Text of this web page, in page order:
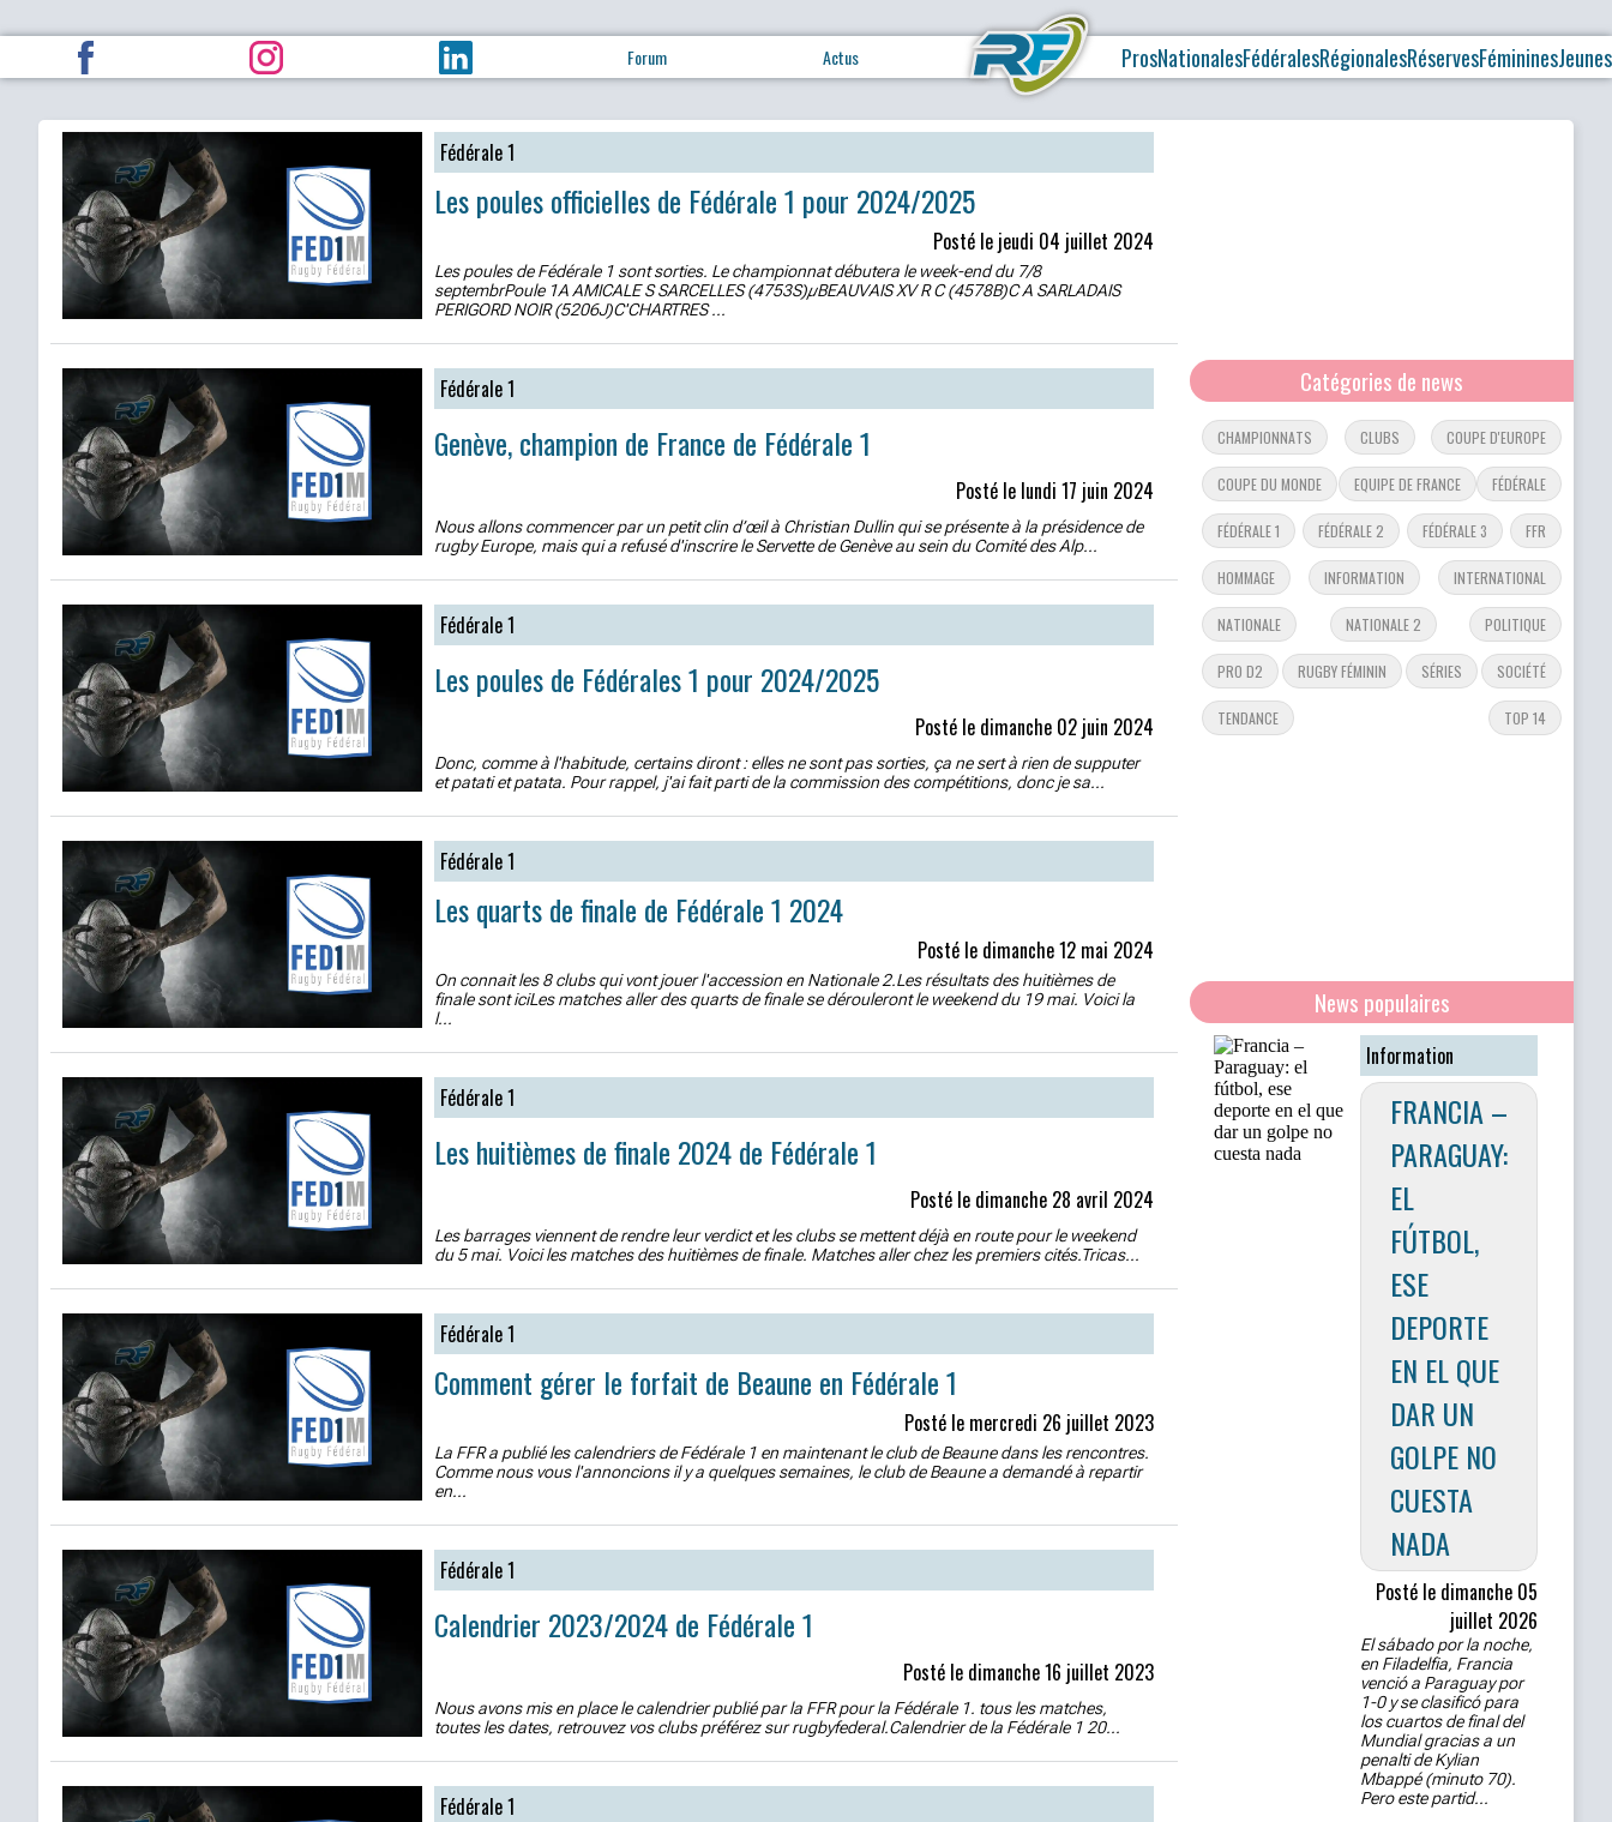
Forum Actus ProsNationalesFédéralesRégionalesRéservesFémininesJeunes
Fédérale 1
Les poules officielles de Fédérale 1 pour 2024/2025
Posté le jeudi 04 juillet 2024
Les poules de Fédérale 1 sont sorties. Le championnat débutera le week-end du 7/8
septembrPoule 1A AMICALE S SARCELLES (4753S)µBEAUVAIS XV R C (4578B)C A SARLADAIS
PERIGORD NOIR (5206J)C'CHARTRES ...
Fédérale 1
Genève, champion de France de Fédérale 1
Posté le lundi 17 juin 2024
Nous allons commencer par un petit clin d’œil à Christian Dullin qui se présente à la présidence de
rugby Europe, mais qui a refusé d'inscrire le Servette de Genève au sein du Comité des Alp...
Fédérale 1
Les poules de Fédérales 1 pour 2024/2025
Posté le dimanche 02 juin 2024
Donc, comme à l'habitude, certains diront : elles ne sont pas sorties, ça ne sert à rien de supputer
et patati et patata. Pour rappel, j'ai fait parti de la commission des compétitions, donc je sa...
Fédérale 1
Les quarts de finale de Fédérale 1 2024
Posté le dimanche 12 mai 2024
On connait les 8 clubs qui vont jouer l'accession en Nationale 2.Les résultats des huitièmes de
finale sont iciLes matches aller des quarts de finale se dérouleront le weekend du 19 mai. Voici la
l...
Fédérale 1
Les huitièmes de finale 2024 de Fédérale 1
Posté le dimanche 28 avril 2024
Les barrages viennent de rendre leur verdict et les clubs se mettent déjà en route pour le weekend
du 5 mai. Voici les matches des huitièmes de finale. Matches aller chez les premiers cités.Tricas...
Fédérale 1
Comment gérer le forfait de Beaune en Fédérale 1
Posté le mercredi 26 juillet 2023
La FFR a publié les calendriers de Fédérale 1 en maintenant le club de Beaune dans les rencontres.
Comme nous vous l'annoncions il y a quelques semaines, le club de Beaune a demandé à repartir
en...
Fédérale 1
Calendrier 2023/2024 de Fédérale 1
Posté le dimanche 16 juillet 2023
Nous avons mis en place le calendrier publié par la FFR pour la Fédérale 1. tous les matches,
toutes les dates, retrouvez vos clubs préférez sur rugbyfederal.Calendrier de la Fédérale 1 20...
Fédérale 1
Catégories de news
CHAMPIONNATS CLUBS COUPE D'EUROPE
COUPE DU MONDE EQUIPE DE FRANCE FÉDÉRALE
FÉDÉRALE 1 FÉDÉRALE 2 FÉDÉRALE 3 FFR
HOMMAGE INFORMATION INTERNATIONAL
NATIONALE NATIONALE 2 POLITIQUE
PRO D2 RUGBY FÉMININ SÉRIES SOCIÉTÉ
TENDANCE TOP 14
News populaires
Information
FRANCIA –
PARAGUAY:
EL
FÚTBOL,
ESE
DEPORTE
EN EL QUE
DAR UN
GOLPE NO
CUESTA
NADA
Posté le dimanche 05
juillet 2026
El sábado por la noche,
en Filadelfia, Francia
venció a Paraguay por
1-0 y se clasificó para
los cuartos de final del
Mundial gracias a un
penalti de Kylian
Mbappé (minuto 70).
Pero este partid...